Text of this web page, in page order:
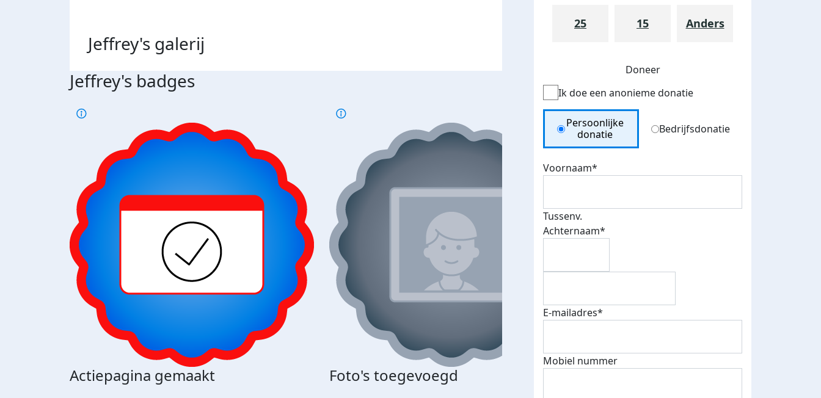
Jeffrey's galerij
Jeffrey's badges
Actiepagina gemaakt Foto's toegevoegd E-mails verstuurd
€500 euro opgehaald: t-shirt
25 15 Anders
Doneer
Ik doe een anonieme donatie
Donation Type
Persoonlijke
donatie
Bedrijfsdonatie
Voornaam*
Tussenv.
Achternaam*
E-mailadres*
Mobiel nummer